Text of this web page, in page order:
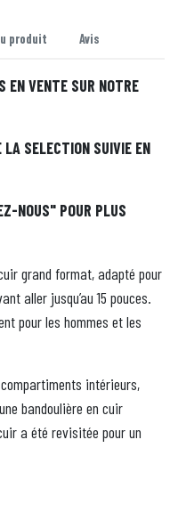
produit Avis
EN VENTE SUR NOTRE
SELECTION SUIVIE EN
NOUS" POUR PLUS
grand format, adapté pour
aller jusqu’au 15 pouces.
pour les hommes et les
intérieurs,
bandoulière en cuir
a été revisitée pour un